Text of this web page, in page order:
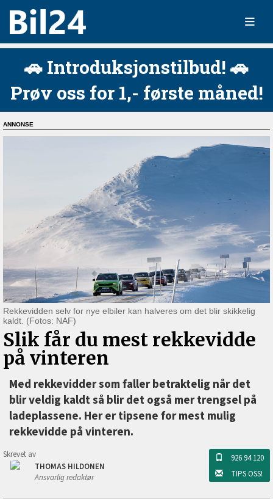
🚗 Introduksjonstilbud! 🚗
Prøv oss for 1,- første måned!
Rekkevidden selv for nye elbiler kan halveres om det blir skikkelig
kaldt. (Fotos: NAF)
Slik får du mest rekkevidde
på vinteren
Med rekkevidder som faller betraktelig når det
blir veldig kaldt så blir det også mer trengsel på
ladeplassene. Her er tipsene for mest mulig
rekkevidde på vinteren.
Skrevet av
THOMAS HILDONEN
Ansvarlig redaktør
926 94 120
TIPS OSS!